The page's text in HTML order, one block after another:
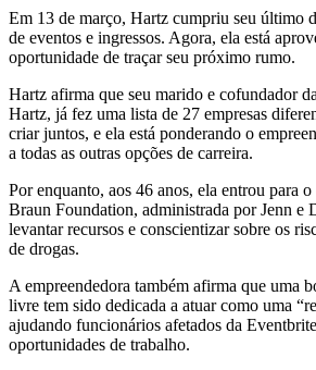
Em 13 de março, Hartz cumpriu seu último
de eventos e ingressos. Agora, ela está
oportunidade de traçar seu próximo rumo.
Hartz afirma que seu marido e cofundador
Hartz, já fez uma lista de 27 empresas
criar juntos, e ela está ponderando o
a todas as outras opções de carreira.
Por enquanto, aos 46 anos, ela entrou para
Braun Foundation, administrada por Jenn e
levantar recursos e conscientizar sobre os
de drogas.
A empreendedora também afirma que uma
livre tem sido dedicada a atuar como uma
ajudando funcionários afetados da
oportunidades de trabalho.